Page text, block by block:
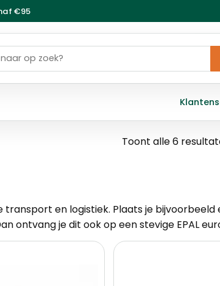
€95
Toont alle 6
transport en logistiek. Plaats je
ontvang je dit ook op een stevige EPAL